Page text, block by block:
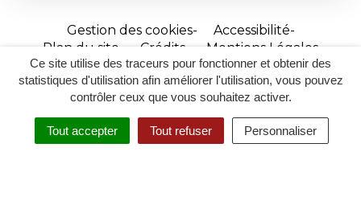
Ce site utilise des traceurs pour fonctionner et obtenir des
statistiques d'utilisation afin améliorer l'utilisation, vous pouvez
contrôler ceux que vous souhaitez activer.
Tout accepter Tout refuser Personnaliser
RECHERCHER
ACCESSIBILITÉ
Gestion des cookies
Accessibilité
Plan du site
Crédits
Mentions Légales
Site
réalisé
par
Inovagora